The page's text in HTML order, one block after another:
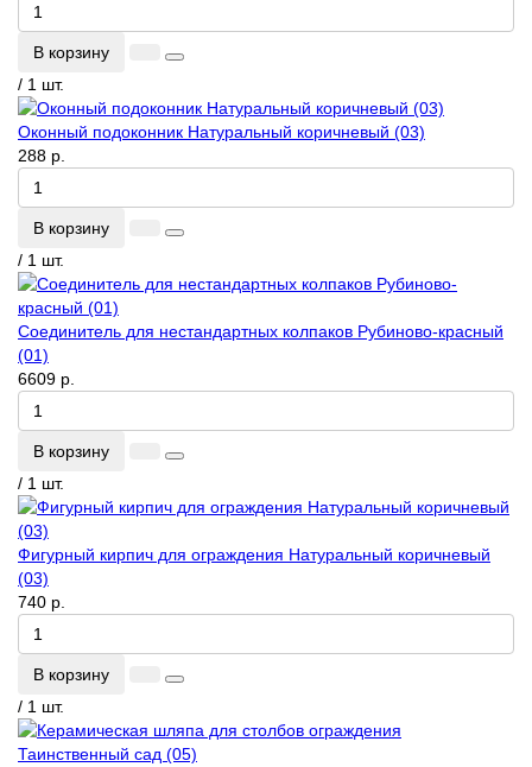
В корзину
/ 1 шт.
Оконный подоконник Натуральный коричневый (03)
288 р.
В корзину
/ 1 шт.
Соединитель для нестандартных колпаков Рубиново-красный
(01)
6609 р.
В корзину
/ 1 шт.
Фигурный кирпич для ограждения Натуральный коричневый
(03)
740 р.
В корзину
/ 1 шт.